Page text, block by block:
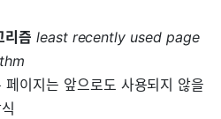
리즘 least recently used page
페이지는 앞으로도 사용되지 않을